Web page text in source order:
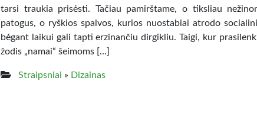
tarsi traukia prisėsti. Tačiau pamirštame, o tiksliau
patogus, o ryškios spalvos, kurios nuostabiai atrodo
bėgant laikui gali tapti erzinančiu dirgikliu. Taigi, kur
žodis „namai“ šeimoms […]
Straipsniai » Dizainas